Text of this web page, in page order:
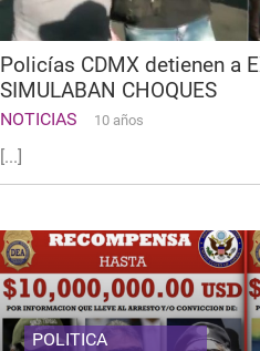
Policías CDMX detienen a
SIMULABAN CHOQUES
NOTICIAS 10 años
[...]
POLITICA